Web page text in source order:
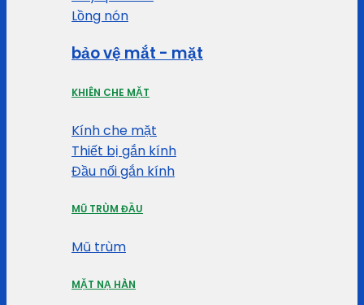
Lồng nón
bảo vệ mắt - mặt
KHIÊN CHE MẶT
Kính che mặt
Thiết bị gắn kính
Đầu nối gắn kính
MŨ TRÙM ĐẦU
Mũ trùm
MẶT NẠ HÀN